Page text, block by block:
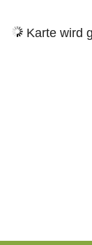
Karte wird